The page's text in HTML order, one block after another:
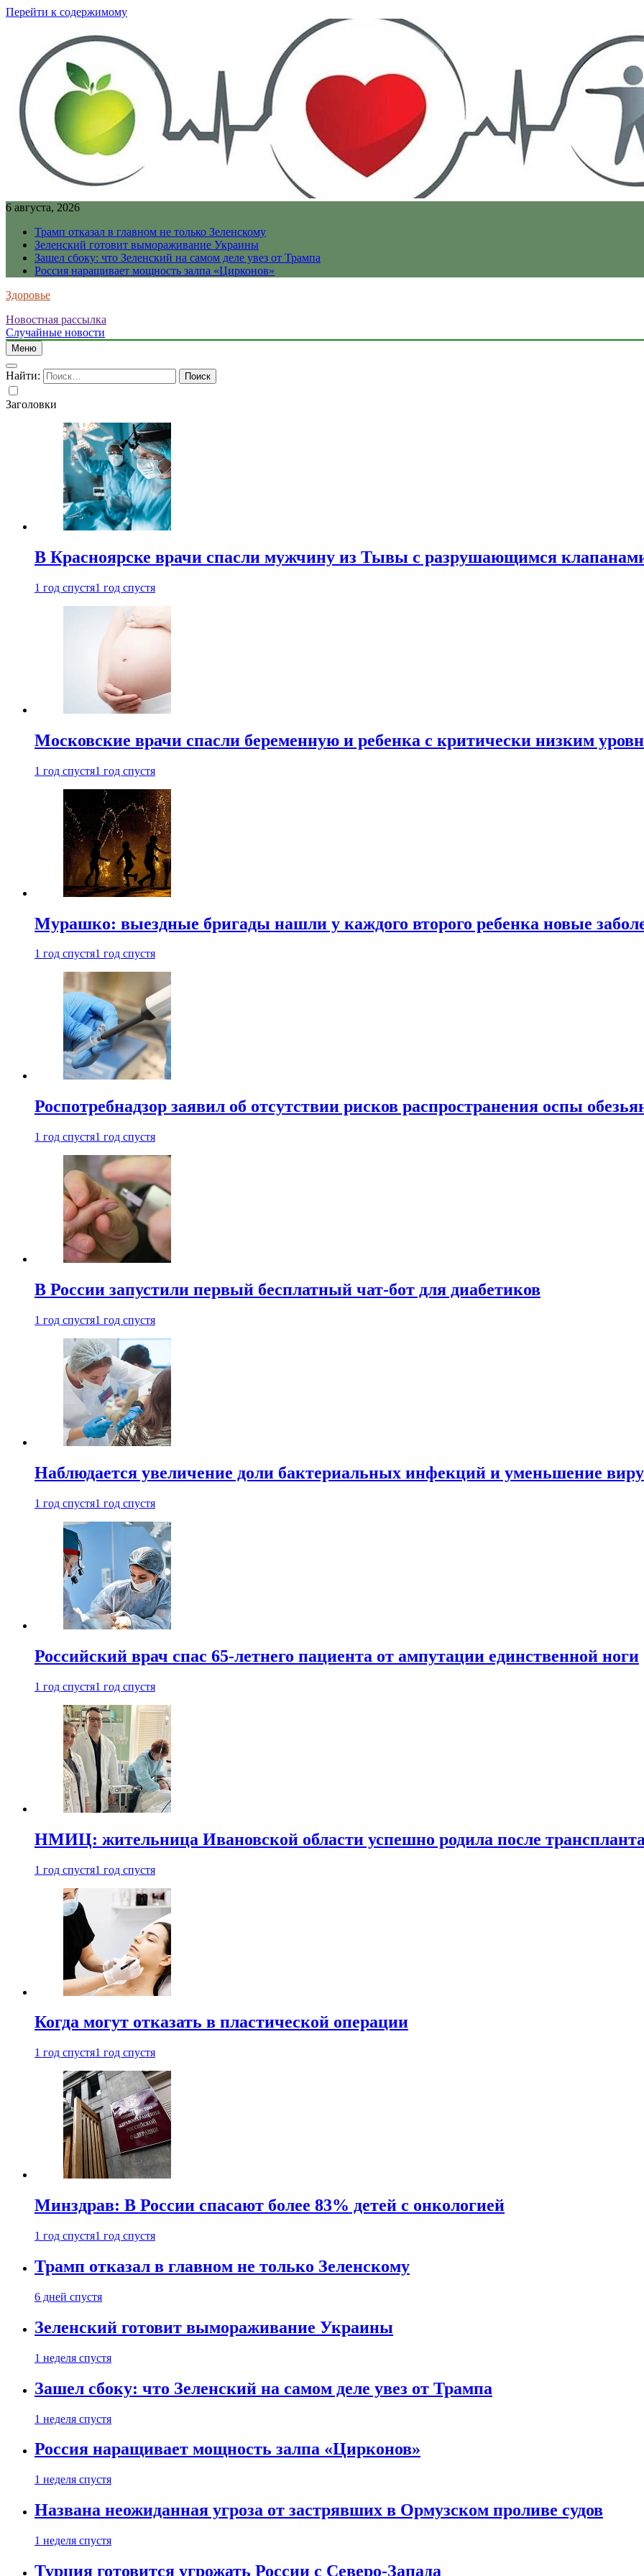
Перейти к содержимому
6 августа, 2026
Трамп отказал в главном не только Зеленскому
Зеленский готовит вымораживание Украины
Зашел сбоку: что Зеленский на самом деле увез от Трампа
Россия наращивает мощность залпа «Цирконов»
Здоровье
Новостная рассылка
Случайные новости
Меню
Найти:
Заголовки
В Красноярске врачи спасли мужчину из Тывы с разрушающимся
1 год спустя1 год спустя
Московские врачи спасли беременную и ребенка с критически низким
1 год спустя1 год спустя
Мурашко: выездные бригады нашли у каждого второго ребенка новые
1 год спустя1 год спустя
Роспотребнадзор заявил об отсутствии рисков распространения оспы
1 год спустя1 год спустя
В России запустили первый бесплатный чат-бот для диабетиков
1 год спустя1 год спустя
Наблюдается увеличение доли бактериальных инфекций и уменьшение
1 год спустя1 год спустя
Российский врач спас 65-летнего пациента от ампутации единственной ноги
1 год спустя1 год спустя
НМИЦ: жительница Ивановской области успешно родила после
1 год спустя1 год спустя
Когда могут отказать в пластической операции
1 год спустя1 год спустя
Минздрав: В России спасают более 83% детей с онкологией
1 год спустя1 год спустя
Трамп отказал в главном не только Зеленскому
6 дней спустя
Зеленский готовит вымораживание Украины
1 неделя спустя
Зашел сбоку: что Зеленский на самом деле увез от Трампа
1 неделя спустя
Россия наращивает мощность залпа «Цирконов»
1 неделя спустя
Названа неожиданная угроза от застрявших в Ормузском проливе судов
1 неделя спустя
Турция готовится угрожать России с Северо-Запада